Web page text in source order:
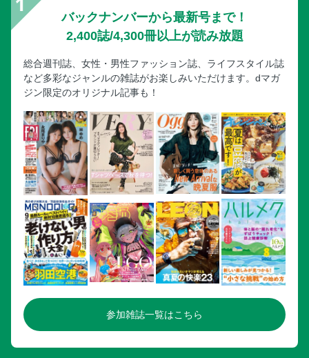
バックナンバーから最新号まで！
2,400誌/4,300冊以上が読み放題
総合週刊誌、女性・男性ファッション誌、ライフスタイル誌
など多彩なジャンルの雑誌がお楽しみいただけます。dマガ
ジン限定のオリジナル記事も！
参加雑誌一覧はこちら